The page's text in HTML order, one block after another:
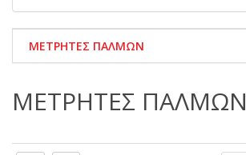
ΜΕΤΡΗΤΕΣ ΠΑΛΜΩΝ
ΜΕΤΡΗΤΕΣ ΠΑΛΜΩΝ